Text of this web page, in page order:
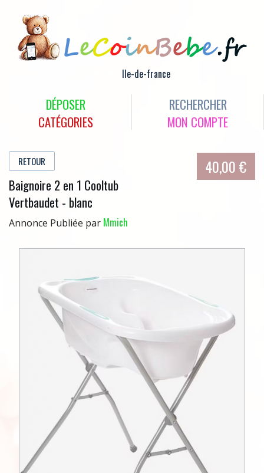
Ile-de-france
DÉPOSER
RECHERCHER
CATÉGORIES
MON COMPTE
RETOUR
Baignoire 2 en 1 Cooltub
Vertbaudet - blanc
Annonce Publiée par Mmich
40,00 €